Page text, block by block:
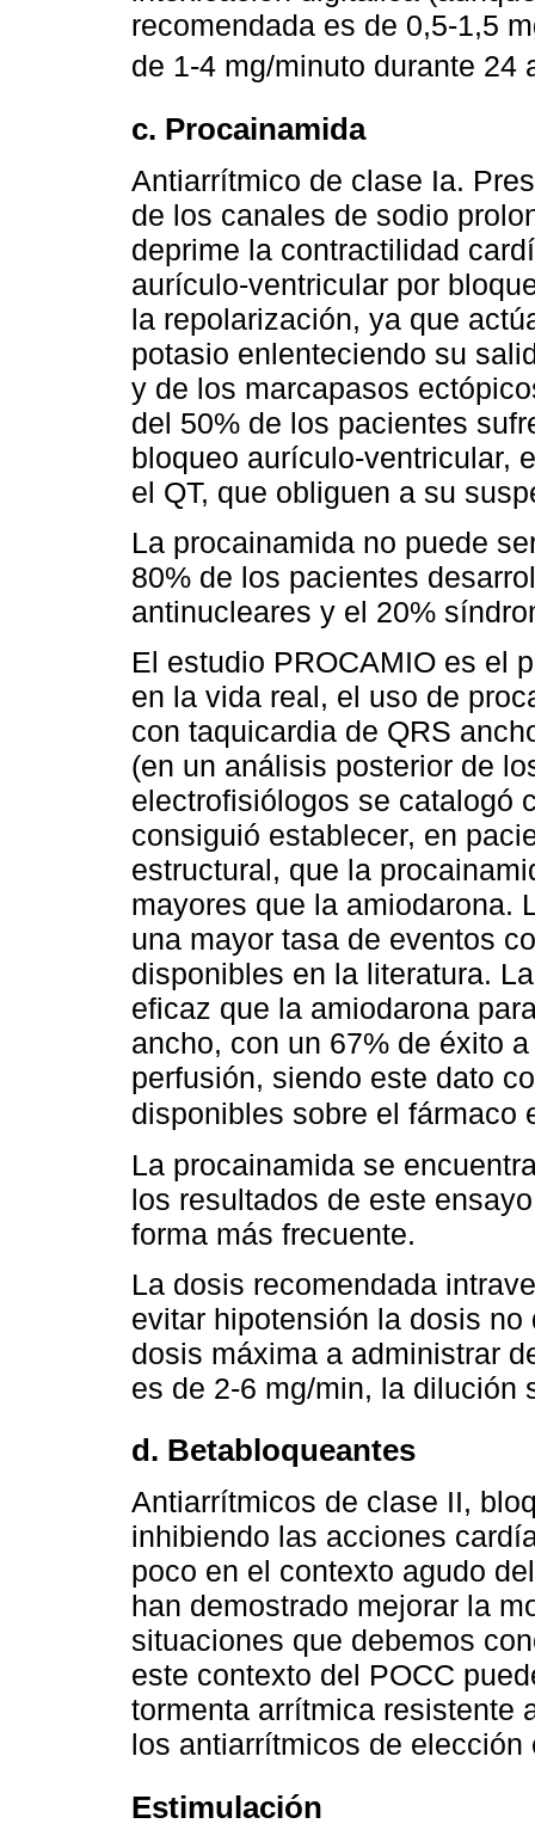
recomendada es de 0,5-1,5
de 1-4 mg/minuto durante 24
c. Procainamida
Antiarrítmico de clase Ia.
de los canales de sodio
deprime la contractilidad
aurículo-ventricular por
la repolarización, ya que
potasio enlenteciendo su
y de los marcapasos
del 50% de los pacientes
bloqueo aurículo-ventricular,
el QT, que obliguen a su
La procainamida no puede
80% de los pacientes
antinucleares y el 20%
El estudio PROCAMIO es el
en la vida real, el uso de
con taquicardia de QRS
(en un análisis posterior de
electrofisiólogos se catalogó
consiguió establecer, en
estructural, que la
mayores que la amiodarona.
una mayor tasa de eventos
disponibles en la literatura.
eficaz que la amiodarona
ancho, con un 67% de éxito
perfusión, siendo este dato
disponibles sobre el fármaco
La procainamida se
los resultados de este
forma más frecuente.
La dosis recomendada
evitar hipotensión la dosis
dosis máxima a administrar
es de 2-6 mg/min, la dilución
d. Betabloqueantes
Antiarrítmicos de clase II,
inhibiendo las acciones
poco en el contexto agudo
han demostrado mejorar la
situaciones que debemos
este contexto del POCC
tormenta arrítmica resistente
los antiarrítmicos de
Estimulación